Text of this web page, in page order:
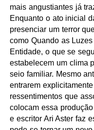
mais angustiantes já
Enquanto o ato inicial
presenciar um terror
como Quando as
Entidade, o que se
estabelecem um clima
seio familiar. Mesmo
entrarem
ressentimentos que
colocam essa
e escritor Ari Aster faz